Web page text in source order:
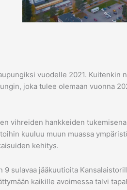
vuodelle 2021. Kuitenkin
joka tulee olemaan vuonna
vihreiden hankkeiden
kuuluu muun muassa
kehitys.
sulavaa jääkuutioita
kaikille avoimessa talvi